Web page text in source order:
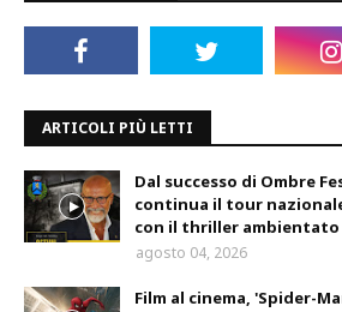
ARTICOLI PIÙ LETTI
Dal successo di Ombre
continua il tour
con il thriller ambientato
agosto 04, 2026
Film al cinema, 'Spider-